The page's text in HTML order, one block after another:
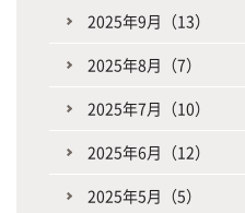
2025年9月（13）
2025年8月（7）
2025年7月（10）
2025年6月（12）
2025年5月（5）